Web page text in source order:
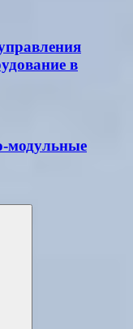
в
модульные